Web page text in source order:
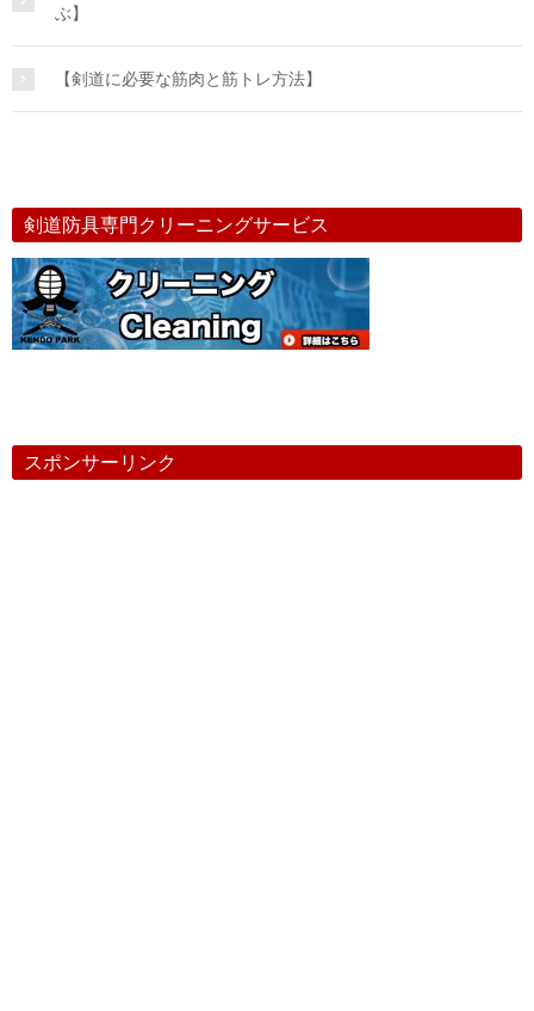
ぶ】
【剣道に必要な筋肉と筋トレ方法】
剣道防具専門クリーニングサービス
スポンサーリンク